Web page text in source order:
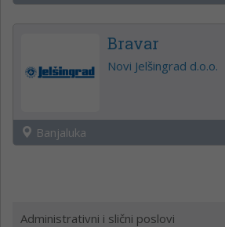
Bravar
Novi Jelšingrad d.o.o.
Banjaluka
Administrativni i slični poslovi